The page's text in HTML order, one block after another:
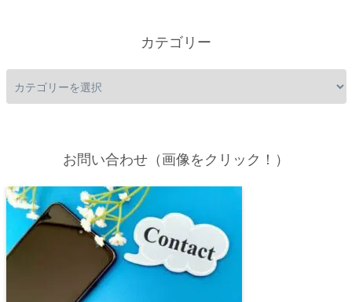
カテゴリー
お問い合わせ（画像をクリック！）